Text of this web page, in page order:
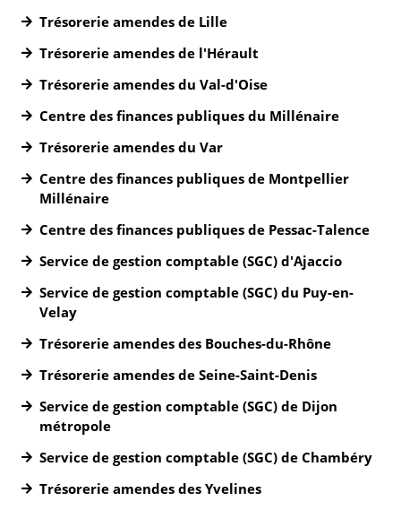
Trésorerie amendes de Lille
Trésorerie amendes de l'Hérault
Trésorerie amendes du Val-d'Oise
Centre des finances publiques du Millénaire
Trésorerie amendes du Var
Centre des finances publiques de Montpellier
Millénaire
Centre des finances publiques de Pessac-Talence
Service de gestion comptable (SGC) d'Ajaccio
Service de gestion comptable (SGC) du Puy-en-
Velay
Trésorerie amendes des Bouches-du-Rhône
Trésorerie amendes de Seine-Saint-Denis
Service de gestion comptable (SGC) de Dijon
métropole
Service de gestion comptable (SGC) de Chambéry
Trésorerie amendes des Yvelines